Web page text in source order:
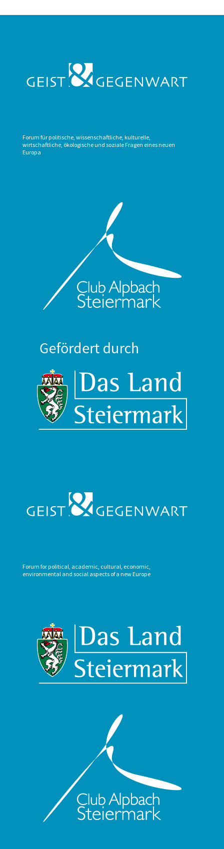
Forum für politische, wissenschaftliche, kulturelle,
wirtschaftliche, ökologische und soziale Fragen eines neuen
Europa
Forum for political, academic, cultural, economic,
environmental and social aspects of a new Europe